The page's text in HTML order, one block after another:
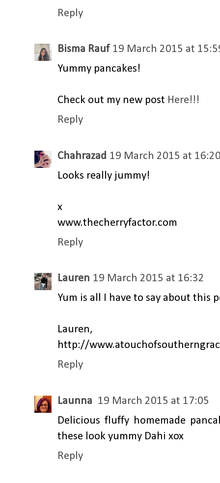
Reply
Bisma Rauf 19 March 2015 at
Yummy pancakes!
Check out my new post Here!!!
Reply
Chahrazad 19 March 2015 at
Looks really jummy!
x
www.thecherryfactor.com
Reply
Lauren 19 March 2015 at 16:32
Yum is all I have to say about this
Lauren,
http://
Reply
Launna 19 March 2015 at 17:05
Delicious fluffy homemade
these look yummy Dahi xox
Reply